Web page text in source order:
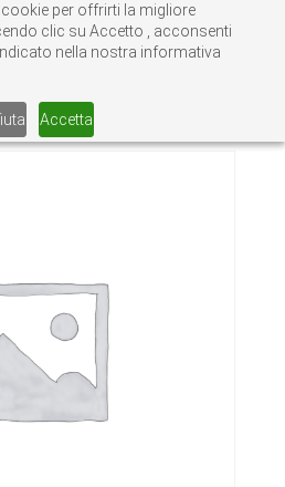
cookie per offrirti la migliore
clic su Accetto , acconsenti
nella nostra informativa
Accetta